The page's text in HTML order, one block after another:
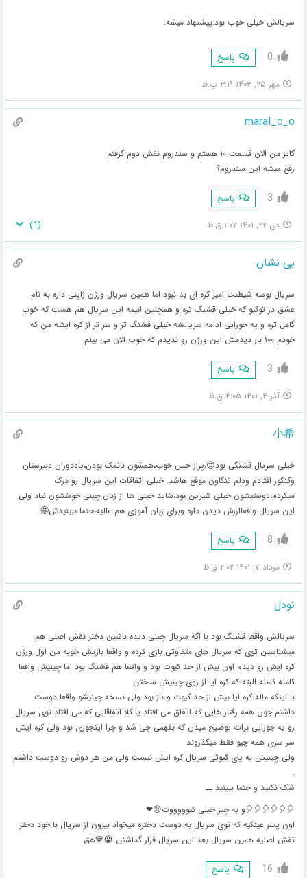
سریالش خیلی خوب بود.پیشنهاد میشه.
0 پاسخ
مهر ۲۵, ۱۴۰۳ ۳:۱۹ ب.ظ
maral_c_o
گایز من الان قسمت ۱۰ هستم و سندروم نقش دوم گرفتم
رفع میشه این سندروم؟
3 پاسخ
دی ۲۲, ۱۴۰۱ ۱:۰۷ ق.ظ (
1
)
بی نشان
سریال بوسه شیطنت امیز کره ای بد نبود اما همین سریال ورژن ژاپنی داره به نام
عشق در توکیو که خیلی قشنگ تره و همچنین انیمه این سریال هم هست که خوب
گامل تره و یه جورایی ادامه سریالشه خیلی قشنگ تر و سر تر از کره ایشه من که
خودم ۱۰۰ بار دیدمش این ورژن رو ندیدم که خوب الان می بینم
3 پاسخ
آذر ۴, ۱۴۰۱ ۴:۰۵ ق.ظ
小希
خیلی سریال قشنگی بود😍،پراز حس خوب،همشون بانمک بودن،یاددوران دبیرستان
وکنکور افتادم ودلم تنگاون موقع هاشد. خیلی اتفاقات این سریال رو درک
میکردم،دوستیشون خیلی شیرین بود،شاید خیلی ها از زبان چینی خوششون نیاد ولی
این سریال واقعاارزش دیدن داره وبرای زبان آموزی هم عالیه،حتما ببینیدش🤩
8 پاسخ
مرداد ۷, ۱۴۰۱ ۲:۰۲ ق.ظ
نودل
سریالش واقعا قشنگ بود با اگه سریال چینی دیده باشین دختر نقش اصلی هم
میشناسین توی که سریال های متفاوتی بازی کرده و واقعا بازیش خوبه من اول ورژن
کره ایش رو دیدم اون بیش از حد کیوت بود و واقعا هم قشنگ بود اما چینیش واقعا
کامله کامله البته که کره ایا از روی چینیش ساختن
با اینکه ماله کره ایا بیش از حد کیوت و ناز بود ولی نسخه چینیشو واقعا دوست
داشتم چون همه رفتار هایی که اتفاق می افتاد یا کلا اتفاقایی که می افتاد توی سریال
رو یه جورایی برات توضیح میدن که بفهمی چی شد و چرا اینجوری بود ولی کره ایش
سر سری همه چیو فقط میگذروند
ولی چینیش به پای کیوتی سریال کره ایش نیست ولی من هر دوش رو دوست داشتم
.
شک نکنید و حتما ببینید ــ
🎈🎈🎈🎈🎈🎈و به چیز خیلی کیوووووت😢❤
اون پسر عینکیه که توی سریال به دوست دختره میخواد بیرون از سریال با خود دختر
نقش اصلیه همین سریال بعد این سریال قرار گذاشتن 😭💙هق
16 پاسخ